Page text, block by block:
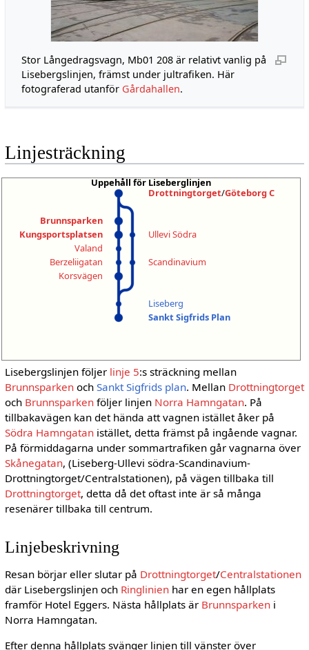
Stor Långedragsvagn, Mb01 208 är relativt vanlig på
Lisebergslinjen, främst under jultrafiken. Här
fotograferad utanför Gårdahallen.
Linjesträckning
Uppehåll för Liseberglinjen
Drottningtorget/Göteborg C
Brunnsparken
Kungsportsplatsen
Ullevi Södra
Valand
Berzeliigatan
Scandinavium
Korsvägen
Liseberg
Sankt Sigfrids Plan
Lisebergslinjen följer linje 5:s sträckning mellan
Brunnsparkenoch Sankt Sigfrids plan. Mellan Drottningtorget
och Brunnsparkenföljer linjen Norra Hamngatan. På
tillbakavägen kan det hända att vagnen istället åker på
Södra Hamngatanistället, detta främst på ingående vagnar.
På förmiddagarna under sommartrafiken går vagnarna över
Skånegatan, (Liseberg-Ullevi södra-Scandinavium-
Drottningtorget/Centralstationen), på vägen tillbaka till
Drottningtorget, detta då det oftast inte är så många
resenärer tillbaka till centrum.
Linjebeskrivning
Resan börjar eller slutar på Drottningtorget/Centralstationen
där Lisebergslinjen och Ringlinienhar en egen hållplats
framför Hotel Eggers. Nästa hållplats är Brunnsparkeni
Norra Hamngatan.
Efter denna hållplats svänger linjen till vänster över